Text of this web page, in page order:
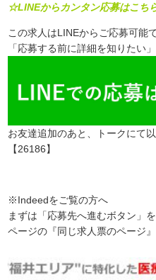
☆LINEからカンタン応募はこち
この求人はLINEからご応募可能
「応募する前に詳細を知りたい
お友達追加のあと、トークにて
【26186】
※Indeedをご覧の方へ
まずは「応募先へ進むボタン」
ページの『同じ求人票のページ』